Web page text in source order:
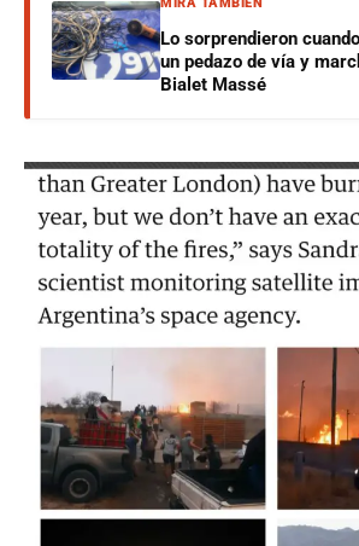
Lo sorprendieron
un pedazo de vía y
Bialet Massé